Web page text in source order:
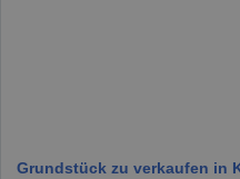
Grundstück zu verkaufen in